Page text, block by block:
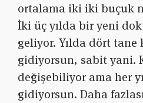
ortalama iki iki buçuk
İki üç yılda bir yeni
geliyor. Yılda dört tane
gidiyorsun, sabit yani.
değişebiliyor ama her
gidiyorsun. Daha